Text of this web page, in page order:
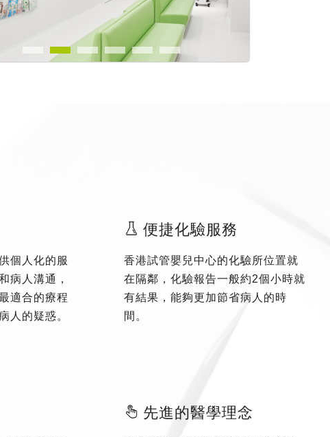
個人化的服
病人溝通，
適合的療程
人的疑惑。
便捷化驗服務
香港試管嬰兒中心的化驗所位置就
在隔鄰，化驗報告一般約2個小時就
有結果，能夠更加節省病人的時
間。
先進的醫學理念